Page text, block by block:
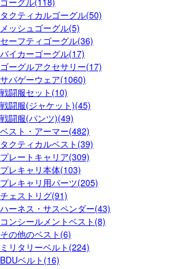
タクティカルゴーグル(50)
メッシュゴーグル(5)
セーフティゴーグル(36)
バイカーゴーグル(17)
ゴーグルアクセサリー(17)
サバゲーウェア(1060)
戦闘服セット(10)
戦闘服(ジャケット)(45)
戦闘服(パンツ)(49)
ベスト・アーマー(482)
タクティカルベスト(39)
プレートキャリア(309)
プレキャリ本体(103)
プレキャリ用パーツ(205)
チェストリグ(91)
ハーネス・サスペンダー(43)
コンシールメントベスト(8)
その他のベスト(6)
ミリタリーベルト(224)
BDUベルト(16)